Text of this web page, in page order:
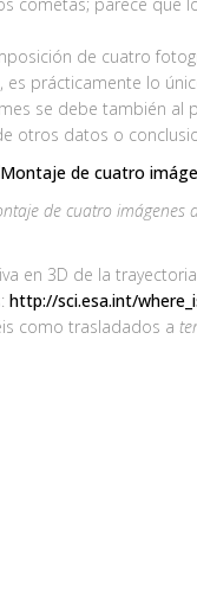
de cuatro
prácticamente lo
se debe también
otros datos o
de cuatro imágenes
en 3D de la
http://sci.esa.int/
como trasladados a